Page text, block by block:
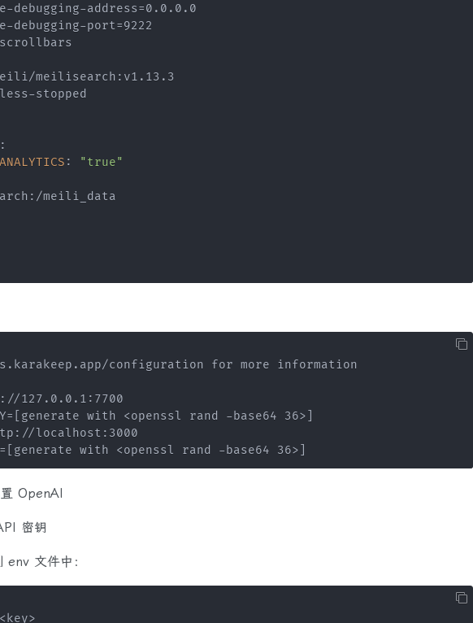
-debugging-address=0.0.0.0
-debugging-port=9222
scrollbars
meilisearch : v1.13.3
-stopped
:
:
"true"
: /meili_data
configuration for more information
127.0.0.1:7700
with <openssl rand -base64 36>]
localhost:3000
with <openssl rand -base64 36>]
OpenAI
密钥
文件中：